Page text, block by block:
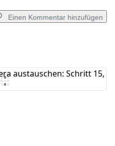
Einen Kommentar hinzufügen